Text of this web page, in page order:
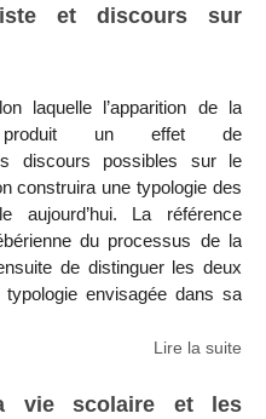
et discours sur
laquelle l’apparition de la
un effet de
discours possibles sur le
construira une typologie des
aujourd’hui. La référence
du processus de la
de distinguer les deux
envisagée dans sa
Lire la suite
vie scolaire et les